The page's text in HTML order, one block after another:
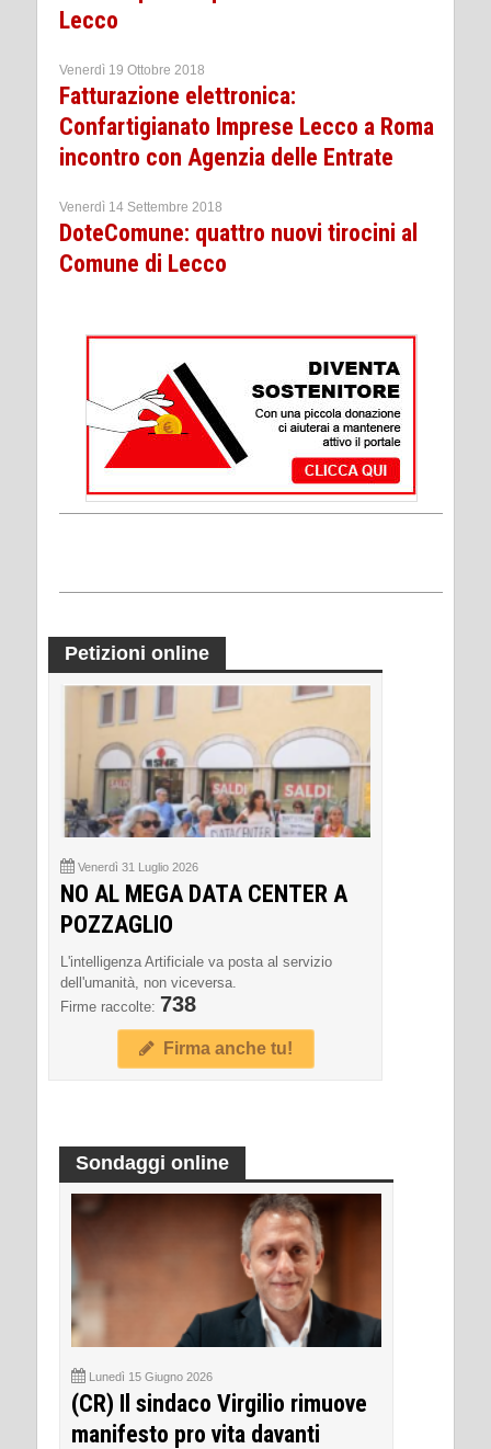
Lecco
Venerdì 19 Ottobre 2018
Fatturazione elettronica:
Confartigianato Imprese Lecco a Roma
incontro con Agenzia delle Entrate
Venerdì 14 Settembre 2018
DoteComune: quattro nuovi tirocini al
Comune di Lecco
Petizioni online
Venerdì 31 Luglio 2026
NO AL MEGA DATA CENTER A
POZZAGLIO
L'intelligenza Artificiale va posta al servizio
dell'umanità, non viceversa.
Firme raccolte: 738
Firma anche tu!
Sondaggi online
Lunedì 15 Giugno 2026
(CR) Il sindaco Virgilio rimuove
manifesto pro vita davanti